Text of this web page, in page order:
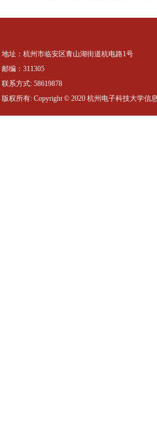
地址：杭州市临安区青山湖街道杭电路1号
邮编：311305
联系方式: 58619878
版权所有: Copyright © 2020 杭州电子科技大学信